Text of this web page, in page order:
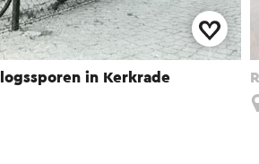
in Kerkrade